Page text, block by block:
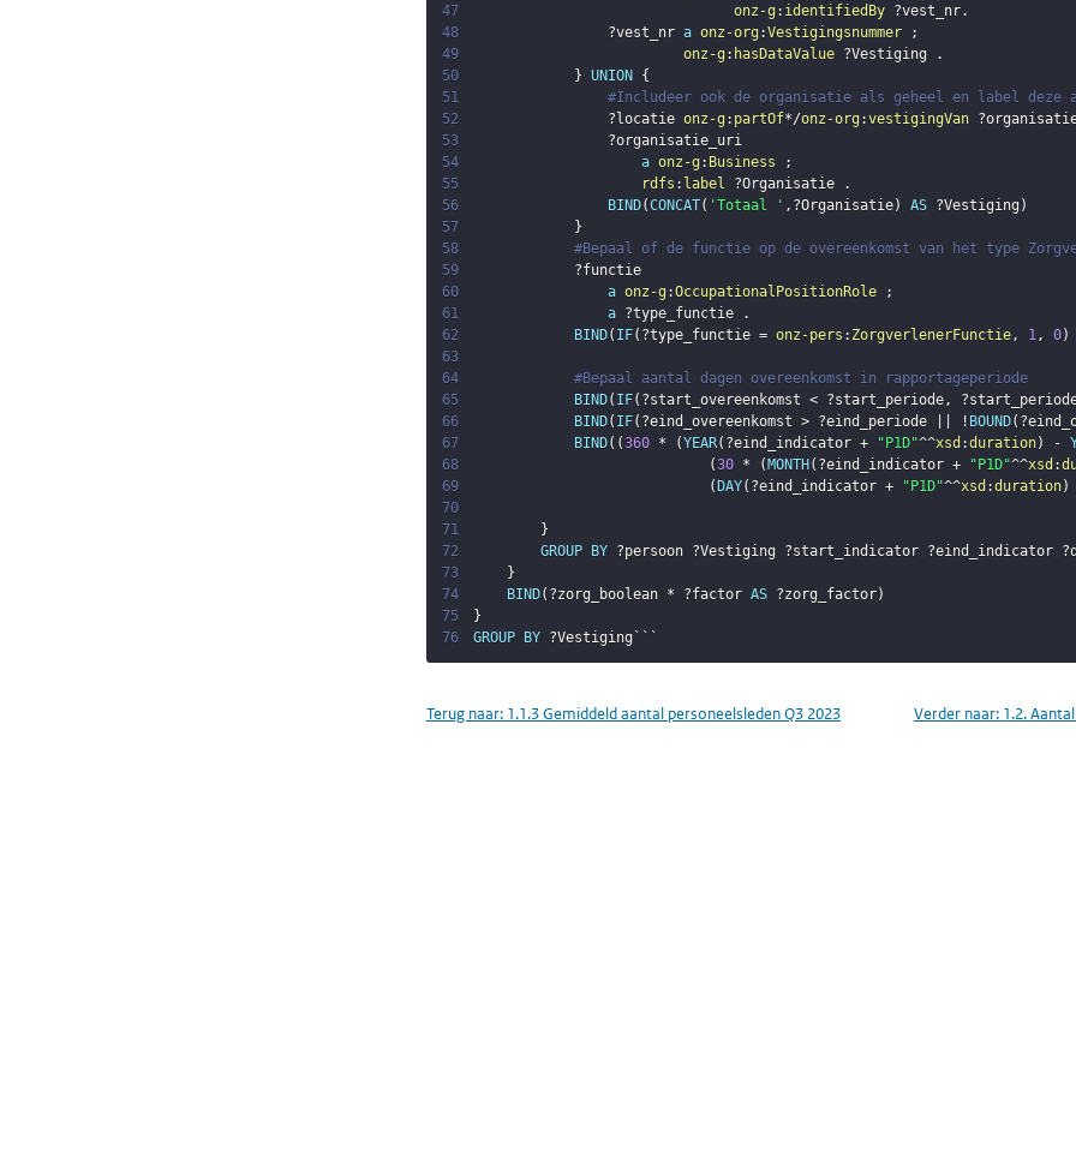
47
onz-g : identifiedBy ?vest_nr.
48
?vest_nr a onz-org :Vestigingsnummer
;
49
onz-g : hasDataValue ?Vestiging
.
50
} UNION
{
51
#Includeer ook de organisatie als geheel en label deze
52
?locatie onz-g : partOf*/onz-org :vestigingVan
53
?organisatie_uri
54
a onz-g : Business
;
55
rdfs : label ?Organisatie
.
56
BIND(CONCAT( 'Totaal ' , ?Organisatie) AS ?Vestiging )
57
}
58
#Bepaal of de functie op de overeenkomst van het type
59
?functie
60
a onz-g :OccupationalPositionRole
;
61
a ?type_functie
.
62
BIND( IF( ?type_functie = onz-pers : ZorgverlenerFunctie, 1, 0)
63
64
#Bepaal aantal dagen overeenkomst in rapportageperiode
65
BIND( IF( ?start_overeenkomst < ?start_periode,
66
BIND( IF( ?eind_overeenkomst > ?eind_periode || ! BOUND(
67
BIND( (360 * (YEAR( ?eind_indicator + "P1D"^^xsd :duration) -
68
(30 * ( MONTH ( ?eind_indicator + "P1D"^^xsd :
69
( DAY( ?eind_indicator + "P1D"^^xsd :duration)
70
71
}
72
GROUP BY ?persoon ?Vestiging ?start_indicator ?eind_indicator
73
}
74
BIND( ?zorg_boolean * ?factor AS ?zorg_factor)
75
}
76
GROUP BY ?Vestiging ```
Terug naar: 1.1.3 Gemiddeld aantal personeelsleden Q3 2023 Verder naar: 1.2.